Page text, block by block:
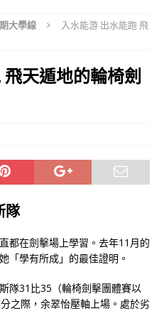
大學線
入水能游 出水能跑 飛
天遁地的輪椅劍
隊
都在劍擊場上學習。去年11月的
「學有所成」的最佳證明。
隊31比35（輪椅劍擊團體賽以
之際，余翠怡壓軸上場。處於劣